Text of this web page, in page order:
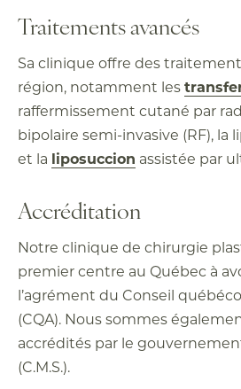
Traitements avancés
Sa clinique offre des
région, notamment les
raffermissement cutané par
bipolaire semi-invasive (RF), la
et la liposuccion assistée par
Accréditation
Notre clinique de chirurgie
premier centre au Québec à
l’agrément du Conseil
(CQA). Nous sommes
accrédités par le
(C.M.S.).